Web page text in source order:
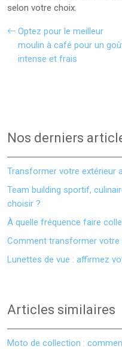
selon votre choix.
Optez pour le meilleur
moulin à café pour un
intense et frais
Nos derniers
Transformer votre extérieur
Team building sportif,
choisir ?
À quelle fréquence faire
Comment transformer votre
Lunettes de vue : affirmez
Articles similaires
Moto de collection :